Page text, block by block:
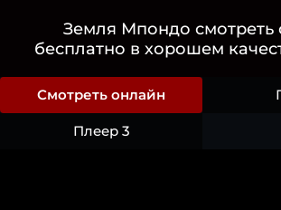
Земля Мпондо смотреть
бесплатно в хорошем
Смотреть онлайн
Плеер 3